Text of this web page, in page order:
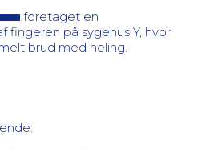
foretaget en
fingeren på sygehus Y, hvor
brud med heling.